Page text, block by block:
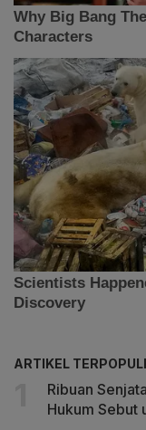
ARTIKEL
Ribuan
Hukum Sebut